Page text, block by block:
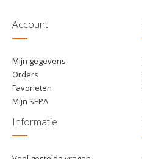
Account
Mijn gegevens
Orders
Favorieten
Mijn SEPA
Informatie